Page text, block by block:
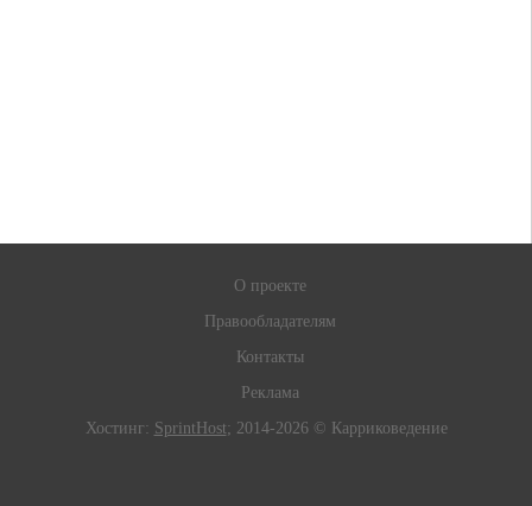
О проекте
Правообладателям
Контакты
Реклама
Хостинг: SprintHost; 2014-2026 © Карриковедение